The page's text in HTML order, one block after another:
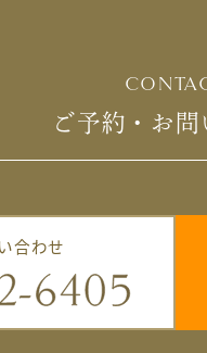
ご予約・お問
合わせ